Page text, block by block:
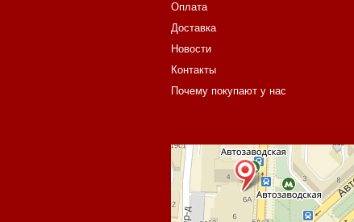
Оплата
Доставка
Новости
Контакты
Почему покупают у нас